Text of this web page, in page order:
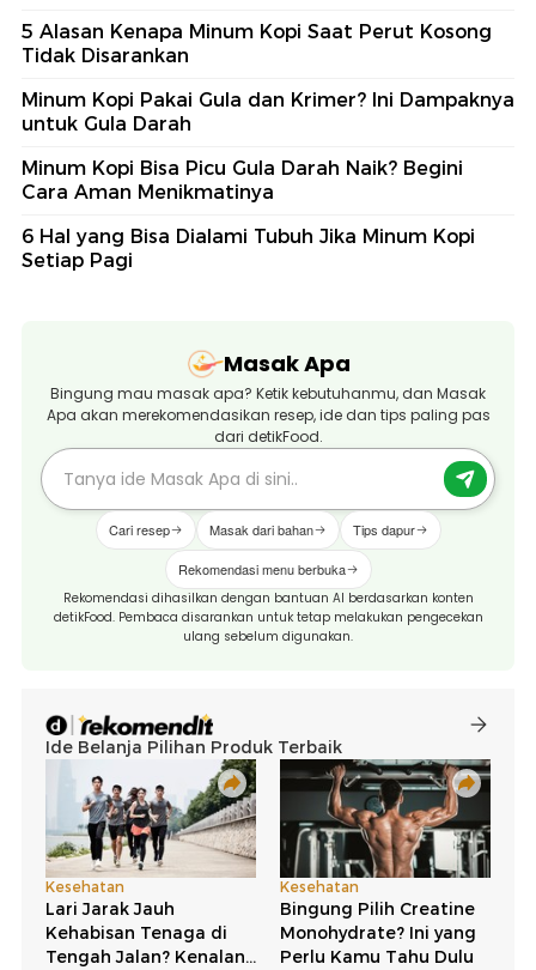
5 Alasan Kenapa Minum Kopi Saat Perut Kosong
Tidak Disarankan
Minum Kopi Pakai Gula dan Krimer? Ini Dampaknya
untuk Gula Darah
Minum Kopi Bisa Picu Gula Darah Naik? Begini
Cara Aman Menikmatinya
6 Hal yang Bisa Dialami Tubuh Jika Minum Kopi
Setiap Pagi
Masak Apa
Bingung mau masak apa? Ketik kebutuhanmu, dan Masak
Apa akan merekomendasikan resep, ide dan tips paling pas
dari detikFood.
Cari resep Masak dari bahan Tips dapur
Rekomendasi menu berbuka
Rekomendasi dihasilkan dengan bantuan AI berdasarkan konten
detikFood. Pembaca disarankan untuk tetap melakukan pengecekan
ulang sebelum digunakan.